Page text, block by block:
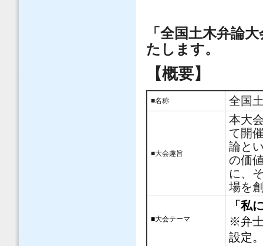
「全国土木弁論
たします。
【概要】
■名称 全国
■大会趣旨
本大
て開
論と
の価
に、
場を
■大会テーマ
「私
※弁
設定